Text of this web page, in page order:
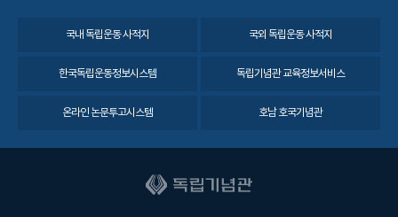
국내 독립운동 사적지 국외 독립운동 사적지
한국독립운동정보시스템 독립기념관 교육정보서비스
온라인 논문투고시스템 호남 호국기념관